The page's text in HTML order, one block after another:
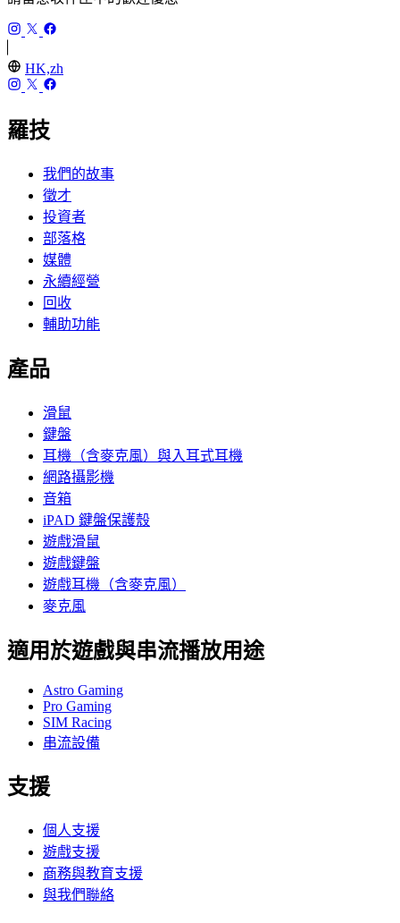
HK,zh
羅技
我們的故事
徵才
投資者
部落格
媒體
永續經營
回收
輔助功能
產品
滑鼠
鍵盤
耳機（含麥克風）與入耳式耳機
網路攝影機
音箱
iPAD 鍵盤保護殼
遊戲滑鼠
遊戲鍵盤
遊戲耳機（含麥克風）
麥克風
適用於遊戲與串流播放用途
Astro Gaming
Pro Gaming
SIM Racing
串流設備
支援
個人支援
遊戲支援
商務與教育支援
與我們聯絡